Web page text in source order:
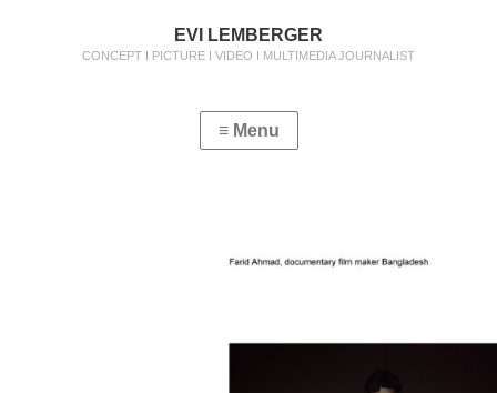
EVI LEMBERGER
CONCEPT I PICTURE I VIDEO I MULTIMEDIA JOURNALIST